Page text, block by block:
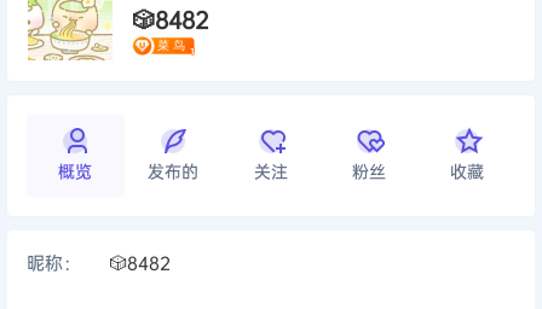
🎲8482
概览 发布的 关注 粉丝 收藏
昵称： 🎲8482